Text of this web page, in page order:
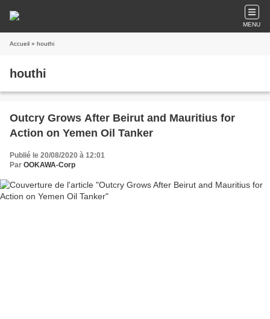
MENU
Accueil » houthi
houthi
Outcry Grows After Beirut and Mauritius for
Action on Yemen Oil Tanker
Publié le 20/08/2020 à 12:01
Par OOKAWA-Corp